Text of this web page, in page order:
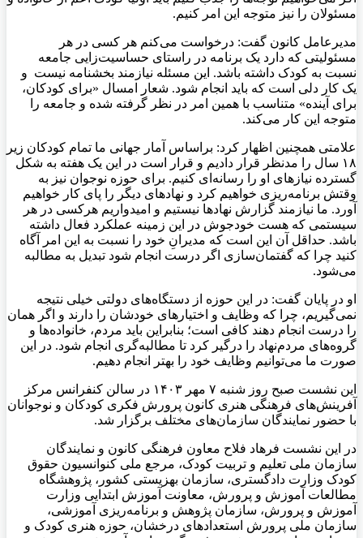
مسئولان را نیز متوجه این امر کنیم.
مدیرعامل کانون گفت: درخواست می‌کنم هر کسی در هر
مسئولیتی که دارد یک برنامه در راستای حساسیت‌زایی جامعه
نسبت به کودک داشته باشد. این مسئله نیازمند بخشنامه نیست و
یک کار دلی است که باید انجام شود. شعار امسال «برای کودکان،
برای آینده» متناسب با همین امر در نظر گرفته شده و جامعه را
متوجه این کار می‌کند.
علامتی همچنین اظهار کرد: براساس آمار جهانی ما تمام کودکان زیر
۱۸ سال را مدنظر قرار دادیم و قرار است در این یک هفته به شکل
گسترده نیازهای او را رسانه‌ای کنیم. برای حوزه نوجوان نیز به
وقتش برنامه‌ریزی خواهیم کرد و نهادهای دیگر را پای کار خواهیم
آورد. ما نیازمند گزارش نهادها نیستیم و امیدواریم هرکسی در هر
سیستمی که هست خودجوش در این زمینه عملکرد فعال داشته
باشد. حداقل آن این است که مدیرانِ خود را نسبت به این امر آگاه
کنید چرا که گفتمان‌سازی اگر درست انجام شود تبدیل به مطالبه
می‌شود.
او در پایان گفت: در این حوزه از دستگاه‌های دولتی خیلی نتیجه
نمی‌گیریم، چرا که وظایف و اختیارهای خودشان را دارند و اگر همان
را درست انجام دهند کافی است؛ بنابراین باید مردم، خانواده‌ها و
گروه‌های مردم‌نهاد را درگیر کرد تا مطالبه‌گری انجام شود. در این
صورت ما می‌توانیم وظایف خود را بهتر انجام دهیم.
این نشست صبح روز شنبه ۷ مهر ۱۴۰۳ در سالن کنفرانس مرکز
آفرینش‌های فرهنگی هنری کانون پرورش فکری کودکان و نوجوانان
با حضور نمایندگان سازمان‌های مختلف برگزار شد.
در این نشست فرهاد فلاح معاون فرهنگی کانون و نمایندگان
سازمان ملی تعلیم و تربیت کودک، مرجع ملی کنوانسیون حقوق
کودک وزارت دادگستری، سازمان بهزیستی کشور، پژوهشگاه
مطالعات آموزش و پرورش، معاونت آموزش ابتدایی وزارت
آموزش و پرورش، سازمان پژوهش و برنامه‌ریزی آموزشی،
سازمان ملی پرورش استعدادهای درخشان، حوزه هنری کودک و